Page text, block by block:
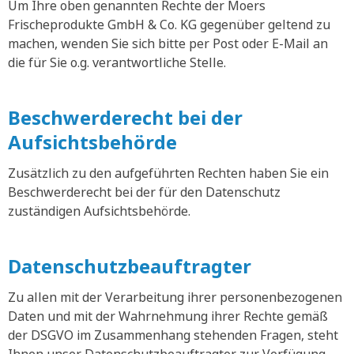
Um Ihre oben genannten Rechte der Moers
Frischeprodukte GmbH & Co. KG gegenüber geltend zu
machen, wenden Sie sich bitte per Post oder E-Mail an
die für Sie o.g. verantwortliche Stelle.
Beschwerderecht bei der
Aufsichtsbehörde
Zusätzlich zu den aufgeführten Rechten haben Sie ein
Beschwerderecht bei der für den Datenschutz
zuständigen Aufsichtsbehörde.
Datenschutzbeauftragter
Zu allen mit der Verarbeitung ihrer personenbezogenen
Daten und mit der Wahrnehmung ihrer Rechte gemäß
der DSGVO im Zusammenhang stehenden Fragen, steht